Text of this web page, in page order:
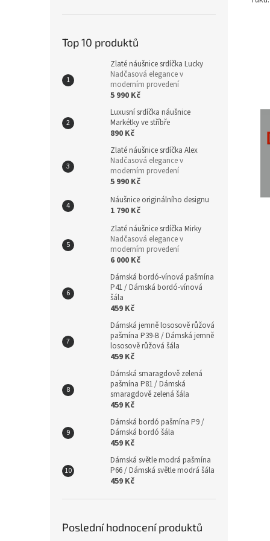
Top 10 produktů
Zlaté náušnice srdíčka Lucky
Nadčasová elegance v
moderním provedení
5 990 Kč
Luxusní srdíčka náušnice
Markétky ve stříbře
890 Kč
Zlaté náušnice srdíčka Alex
Nadčasová elegance v
moderním provedení
5 990 Kč
Náušnice originálního designu
1 790 Kč
Zlaté náušnice srdíčka Mirky
Nadčasová elegance v
moderním provedení
6 000 Kč
Dámská bordó-vínová pašmína
P41 / Dámská bordó-vínová
šála
459 Kč
Dámská jemně lososově růžová
pašmína P39-B / Dámská jemně
lososově růžová šála
459 Kč
Dámská smaragdově zelená
pašmína P81 / Dámská
smaragdově zelená šála
459 Kč
Dámská bordó pašmína P9 /
Dámská bordó šála
459 Kč
Dámská světle modrá pašmína
P66 / Dámská světle modrá šála
459 Kč
Poslední hodnocení produktů